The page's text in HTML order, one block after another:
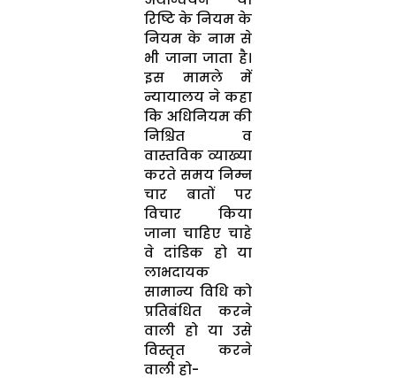
रिष्टि के नियम के
नियम के नाम से
भी जाना जाता है।
इस मामले में
न्यायालय ने कहा
कि अधिनियम की
निश्चित व
वास्तविक व्याख्या
करते समय निम्न
चार बातों पर
विचार किया
जाना चाहिए चाहे
वे दांडिक हो या
लाभदायक
सामान्य विधि को
प्रतिबंधित करने
वाली हो या उसे
विस्तृत करने
वाली हो-